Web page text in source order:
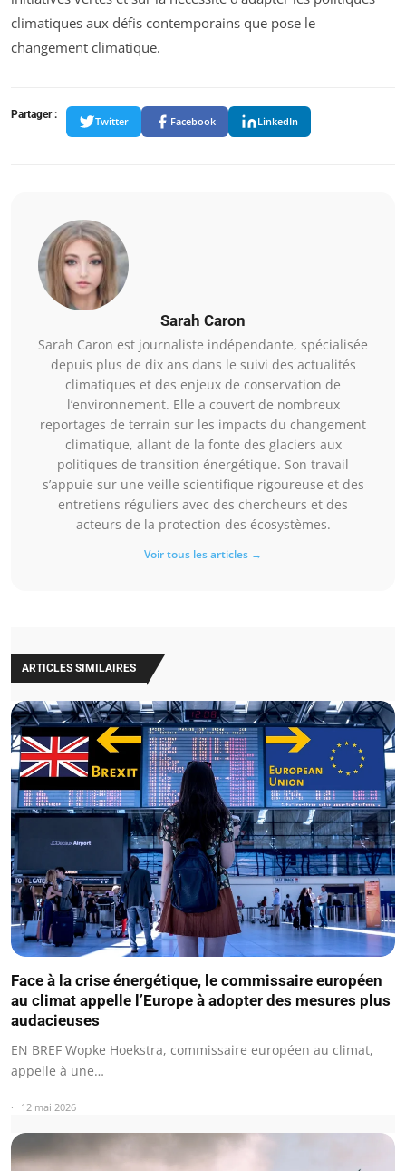
climatiques aux défis contemporains que pose le
changement climatique.
Partager :
Twitter Facebook LinkedIn
Sarah Caron
Sarah Caron est journaliste indépendante, spécialisée
depuis plus de dix ans dans le suivi des actualités
climatiques et des enjeux de conservation de
l’environnement. Elle a couvert de nombreux
reportages de terrain sur les impacts du changement
climatique, allant de la fonte des glaciers aux
politiques de transition énergétique. Son travail
s’appuie sur une veille scientifique rigoureuse et des
entretiens réguliers avec des chercheurs et des
acteurs de la protection des écosystèmes.
Voir tous les articles →
ARTICLES SIMILAIRES
Face à la crise énergétique, le commissaire européen
au climat appelle l’Europe à adopter des mesures plus
audacieuses
EN BREF Wopke Hoekstra, commissaire européen au climat,
appelle à une…
12 mai 2026